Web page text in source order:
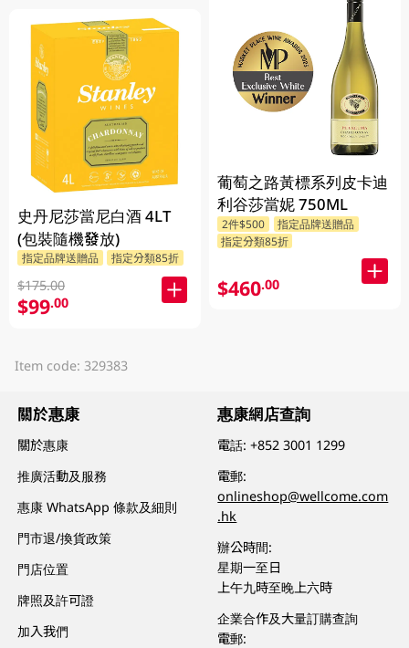
史丹尼莎當尼白酒 4LT
(包裝隨機發放)
指定品牌送贈品 指定分類85折
$175.00
$99.00
葡萄之路黃標系列皮卡迪
利谷莎當妮 750ML
2件$500
指定品牌送贈品
指定分類85折
$460.00
Item code: 329383
關於惠康
關於惠康
推廣活動及服務
惠康 WhatsApp 條款及細則
門市退/換貨政策
門店位置
牌照及許可證
加入我們
惠康網店查詢
電話:+852 3001 1299
電郵:
onlineshop@wellcome.com
.hk
辦公時間:
星期一至日
上午九時至晚上六時
企業合作及大量訂購查詢
電郵: